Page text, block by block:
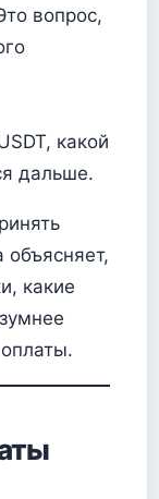
вопрос,
какой
дальше.
какие